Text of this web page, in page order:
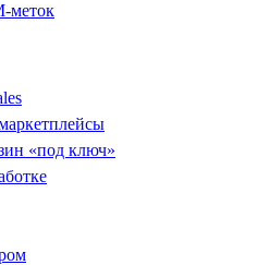
меток
«под ключ»